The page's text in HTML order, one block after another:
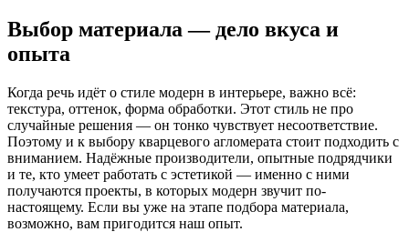
Выбор материала — дело вкуса и
опыта
Когда речь идёт о стиле модерн в интерьере, важно всё:
текстура, оттенок, форма обработки. Этот стиль не про
случайные решения — он тонко чувствует несоответствие.
Поэтому и к выбору кварцевого агломерата стоит подходить с
вниманием. Надёжные производители, опытные подрядчики
и те, кто умеет работать с эстетикой — именно с ними
получаются проекты, в которых модерн звучит по-
настоящему. Если вы уже на этапе подбора материала,
возможно, вам пригодится наш опыт.